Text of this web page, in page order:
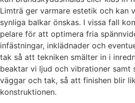
Limträ ger varmare estetik och kan
synliga balkar önskas. I vissa fall
pelare för att optimera fria
infästningar, inklädnader och
tak så att tekniken smälter in i
beaktar vi ljud och vibrationer samt
väggar och tak, så att finishen blir
konstruktionen.